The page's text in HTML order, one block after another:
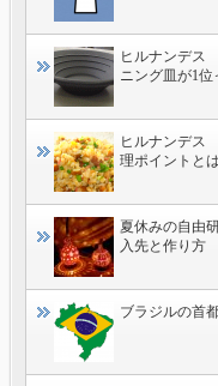
ヒルナンデス
ニング皿が1位
ヒルナンデス
理ポイントと
夏休みの自由
入先と作り方
ブラジルの首